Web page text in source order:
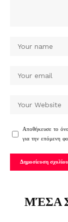
Αποθήκευσε το
για την επόμενη
ΜΈΣΑ